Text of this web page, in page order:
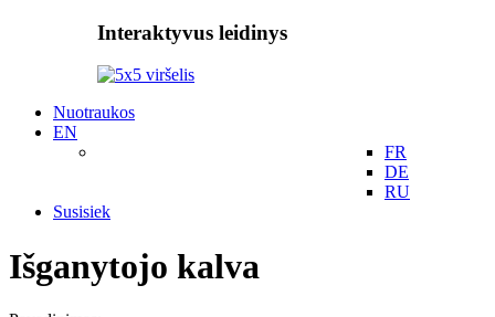
Interaktyvus leidinys
Nuotraukos
EN
FR
DE
RU
Susisiek
Išganytojo kalva